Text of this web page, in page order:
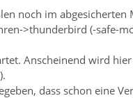
noch im abgesicherten
>thunderbird (-safe-
Anscheinend wird
dass schon eine